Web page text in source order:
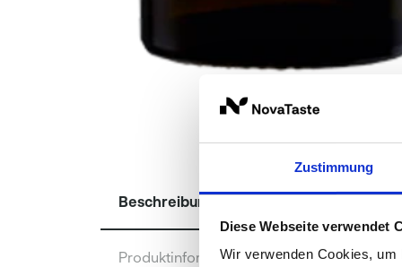
Zustimmung
Diese Webseite verwendet
Wir verwenden Cookies,
Beschreibung
Produktinformationen